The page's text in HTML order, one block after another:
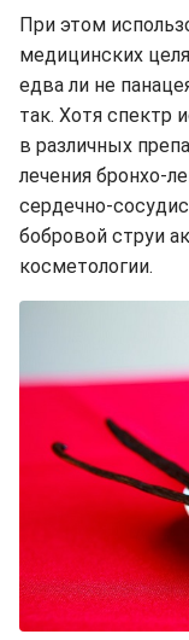
При этом
медицинских
едва ли не
так. Хотя спектр
в различных
лечения бронхо-
сердечно-
бобровой струи
косметологии.